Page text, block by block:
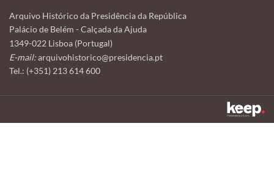
Arquivo Histórico da Presidência da República
Palácio de Belém - Calçada da Ajuda
1349-022 Lisboa (Portugal)
E-mail:arquivohistorico@presidencia.pt
Tel.: (+351) 213 614 600